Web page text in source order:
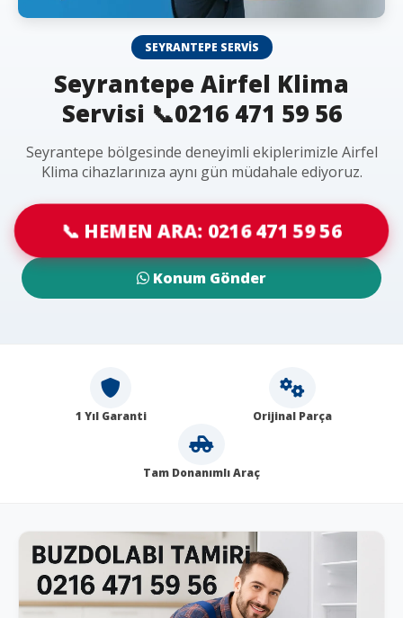
SEYRANTEPE SERVIS
Seyrantepe Airfel Klima
Servisi 📞0216 471 59 56
Seyrantepe bölgesinde deneyimli ekiplerimizle Airfel
Klima cihazlarınıza aynı gün müdahale ediyoruz.
📞 HEMEN ARA: 0216 471 59 56
Konum Gönder
1 Yıl Garanti Orijinal Parça
Tam Donanımlı Araç